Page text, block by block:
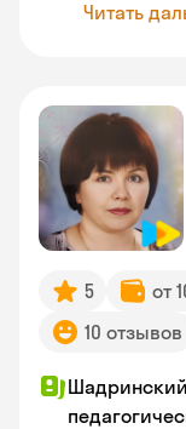
Читать
5 от
10 отзывов